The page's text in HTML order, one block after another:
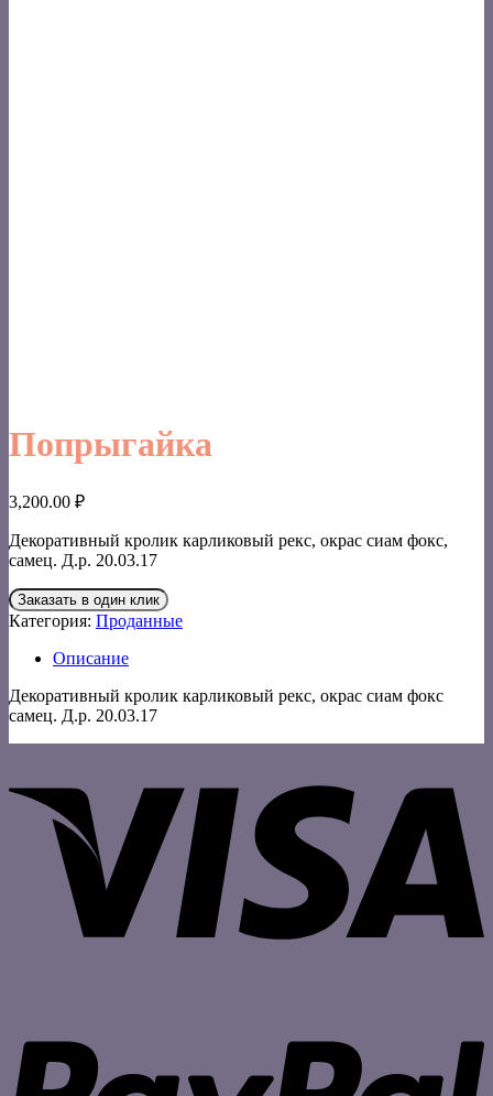
Попрыгайка
3,200.00 ₽
Декоративный кролик карликовый рекс, окрас сиам фокс,
самец. Д.р. 20.03.17
Заказать в один клик
Категория: Проданные
Описание
Декоративный кролик карликовый рекс, окрас сиам фокс
самец. Д.р. 20.03.17